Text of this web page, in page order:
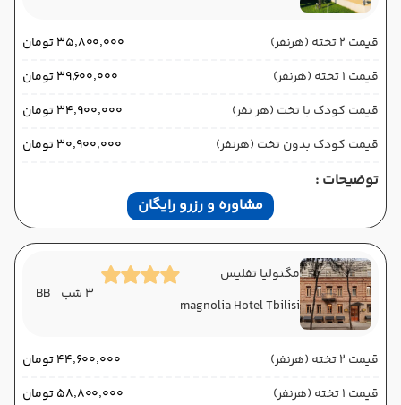
قیمت 2 تخته (هرنفر)
۳۵٬۸۰۰٬۰۰۰ تومان
قیمت 1 تخته (هرنفر)
۳۹٬۶۰۰٬۰۰۰ تومان
قیمت کودک با تخت (هر نفر)
۳۴٬۹۰۰٬۰۰۰ تومان
قیمت کودک بدون تخت (هرنفر)
۳۰٬۹۰۰٬۰۰۰ تومان
توضیحات :
مشاوره و رزرو رایگان
مگنولیا تفلیس
magnolia Hotel Tbilisi
3 شب BB
قیمت 2 تخته (هرنفر)
۴۴٬۶۰۰٬۰۰۰ تومان
قیمت 1 تخته (هرنفر)
۵۸٬۸۰۰٬۰۰۰ تومان